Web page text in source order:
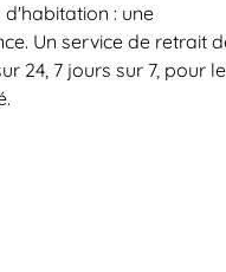
: une
Un service de retrait
24, 7 jours sur 7, pour